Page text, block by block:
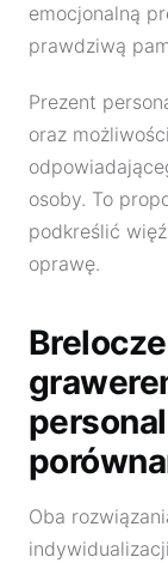
emocjonalną
prawdziwą
Prezent
oraz
osoby. To
podkreślić
oprawę.
Oba